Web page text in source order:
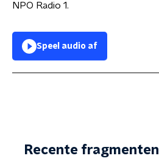
NPO Radio 1.
Speel audio af
Recente fragmenten